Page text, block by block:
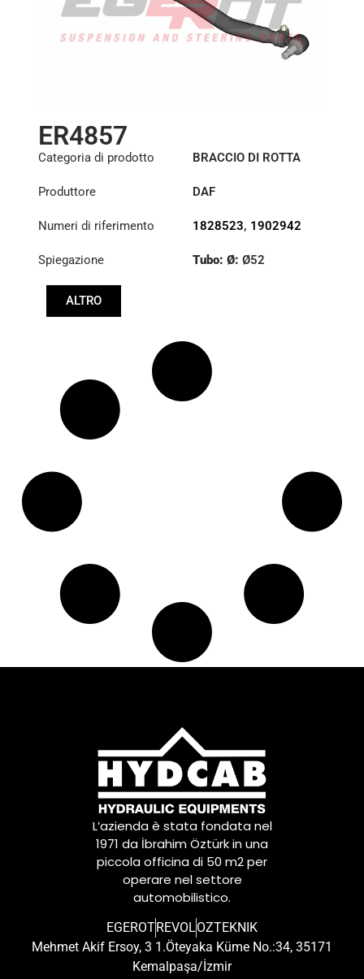
ER4857
Categoria di prodotto BRACCIO DI ROTTA
Produttore DAF
Numeri di riferimento 1828523, 1902942
Spiegazione Tubo: Ø: Ø52
ALTRO
L’azienda è stata fondata nel
1971 da İbrahim Öztürk in una
piccola officina di 50 m2 per
operare nel settore
automobilistico.
EGEROTREVOLOZTEKNIK
Mehmet Akif Ersoy, 3 1.Öteyaka Küme No.:34, 35171
Kemalpaşa/İzmir